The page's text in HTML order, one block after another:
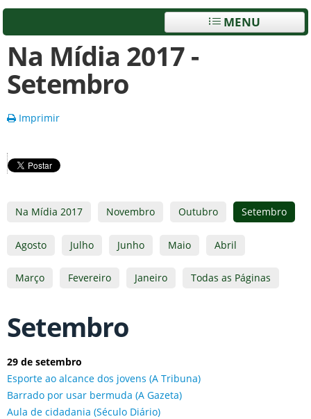
MENU
Na Mídia 2017 -
Setembro
Imprimir
Na Mídia 2017 Novembro Outubro Setembro
Agosto Julho Junho Maio Abril
Março Fevereiro Janeiro Todas as Páginas
Setembro
29 de setembro
Esporte ao alcance dos jovens (A Tribuna)
Barrado por usar bermuda (A Gazeta)
Aula de cidadania (Século Diário)